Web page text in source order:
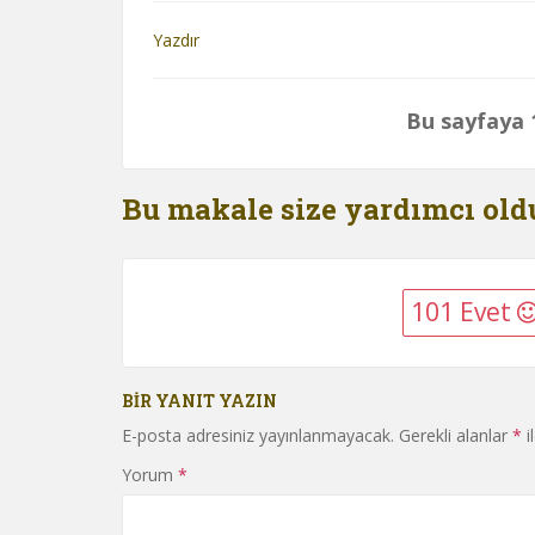
Yazdır
Bu sayfaya
Bu makale size yardımcı
101 Evet
BIR YANIT YAZIN
E-posta adresiniz yayınlanmayacak. Gerekli alanlar *
Yorum *